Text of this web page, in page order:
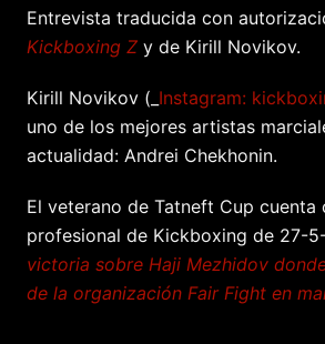
Entrevista traducida con
Kickboxing Z y de Kirill Novikov.
Kirill Novikov (_ Instagram:
uno de los mejores artistas
actualidad: Andrei Chekhonin.
El veterano de Tatneft Cup cuenta
profesional de Kickboxing de 27-
victoria sobre Haji Mezhidov
de la organización Fair Fight en